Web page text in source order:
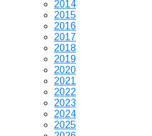
2014
2015
2016
2017
2018
2019
2020
2021
2022
2023
2024
2025